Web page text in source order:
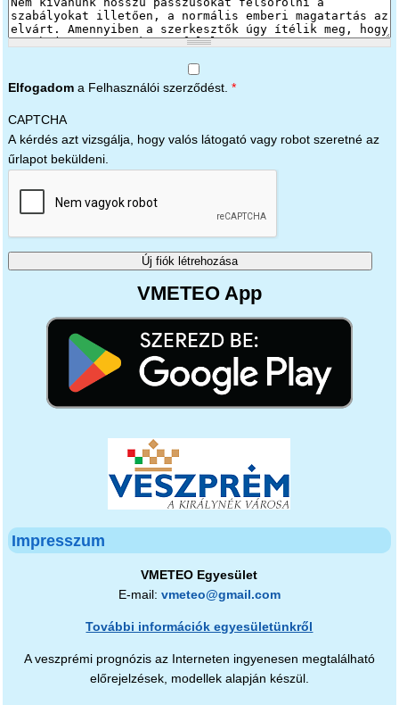
Elfogadoma Felhasználói szerződést. *
CAPTCHA
A kérdés azt vizsgálja, hogy valós látogató vagy robot szeretné az
űrlapot beküldeni.
VMETEO App
Impresszum
VMETEO Egyesület
E-mail: vmeteo@gmail.com
További információk egyesületünkről
A veszprémi prognózis az Interneten ingyenesen megtalálható
előrejelzések, modellek alapján készül.